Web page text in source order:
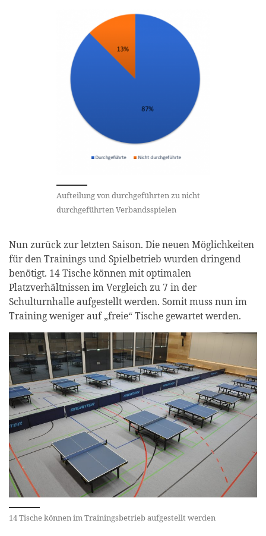
Aufteilung von durchgeführten zu nicht
durchgeführten Verbandsspielen
Nun zurück zur letzten Saison. Die neuen Möglichkeiten
für den Trainings und Spielbetrieb wurden dringend
benötigt. 14 Tische können mit optimalen
Platzverhältnissen im Vergleich zu 7 in der
Schulturnhalle aufgestellt werden. Somit muss nun im
Training weniger auf „freie“ Tische gewartet werden.
14 Tische können im Trainingsbetrieb aufgestellt werden